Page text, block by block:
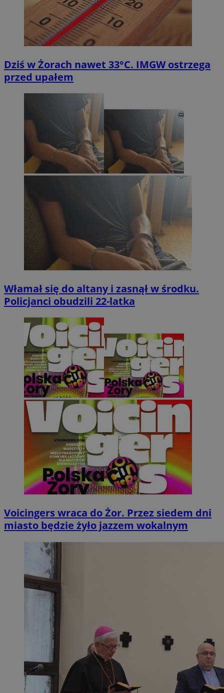
Dziś w Żorach nawet 33°C. IMGW ostrzega
przed upałem
Włamał się do altany i zasnął w środku.
Policjanci obudzili 22-latka
Voicingers wraca do Żor. Przez siedem dni
miasto będzie żyło jazzem wokalnym